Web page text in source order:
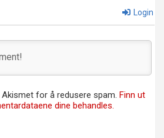
Login
for å redusere spam. Finn ut
dine behandles.